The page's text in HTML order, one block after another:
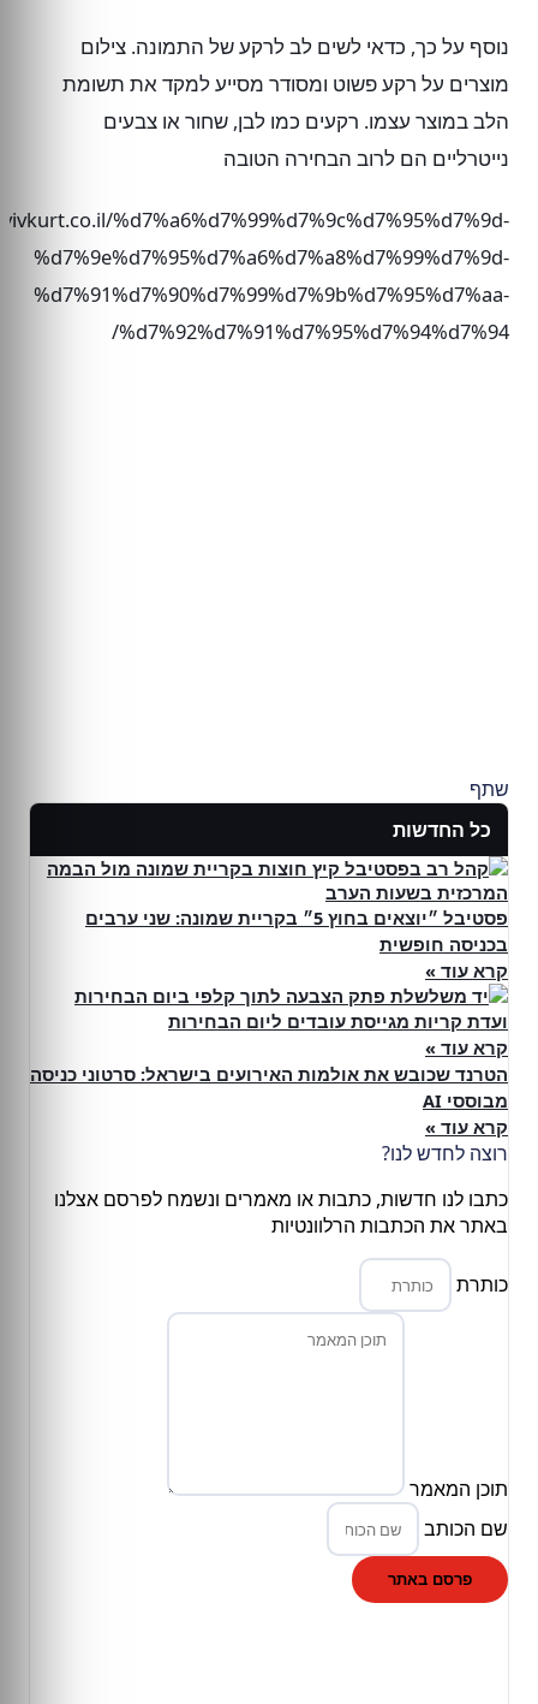
נוסף על כך, כדאי לשים לב לרקע של התמונה. צילום
מוצרים על רקע פשוט ומסודר מסייע למקד את תשומת
הלב במוצר עצמו. רקעים כמו לבן, שחור או צבעים
נייטרליים הם לרוב הבחירה הטובה
%d7%a6%d7%99%d7%9c%d7%95%d7%9d-
%d7%9e%d7%95%d7%a6%d7%a8%d7%99%d7%9d-
%d7%91%d7%90%d7%99%d7%9b%d7%95%d7%aa-
%d7%92%d7%91%d7%95%d7%94%d7%94/
שתף
כל החדשות
פסטיבל ״יוצאים בחוץ 5״ בקריית שמונה: שני ערבים
בכניסה חופשית
קרא עוד »
ועדת קריות מגייסת עובדים ליום הבחירות
קרא עוד »
הטרנד שכובש את אולמות האירועים בישראל: סרטוני כניסה
מבוססי AI
קרא עוד »
רוצה לחדש לנו?
כתבו לנו חדשות, כתבות או מאמרים ונשמח לפרסם אצלנו
באתר את הכתבות הרלוונטיות
כותרת
תוכן המאמר
שם הכותב
פרסם באתר